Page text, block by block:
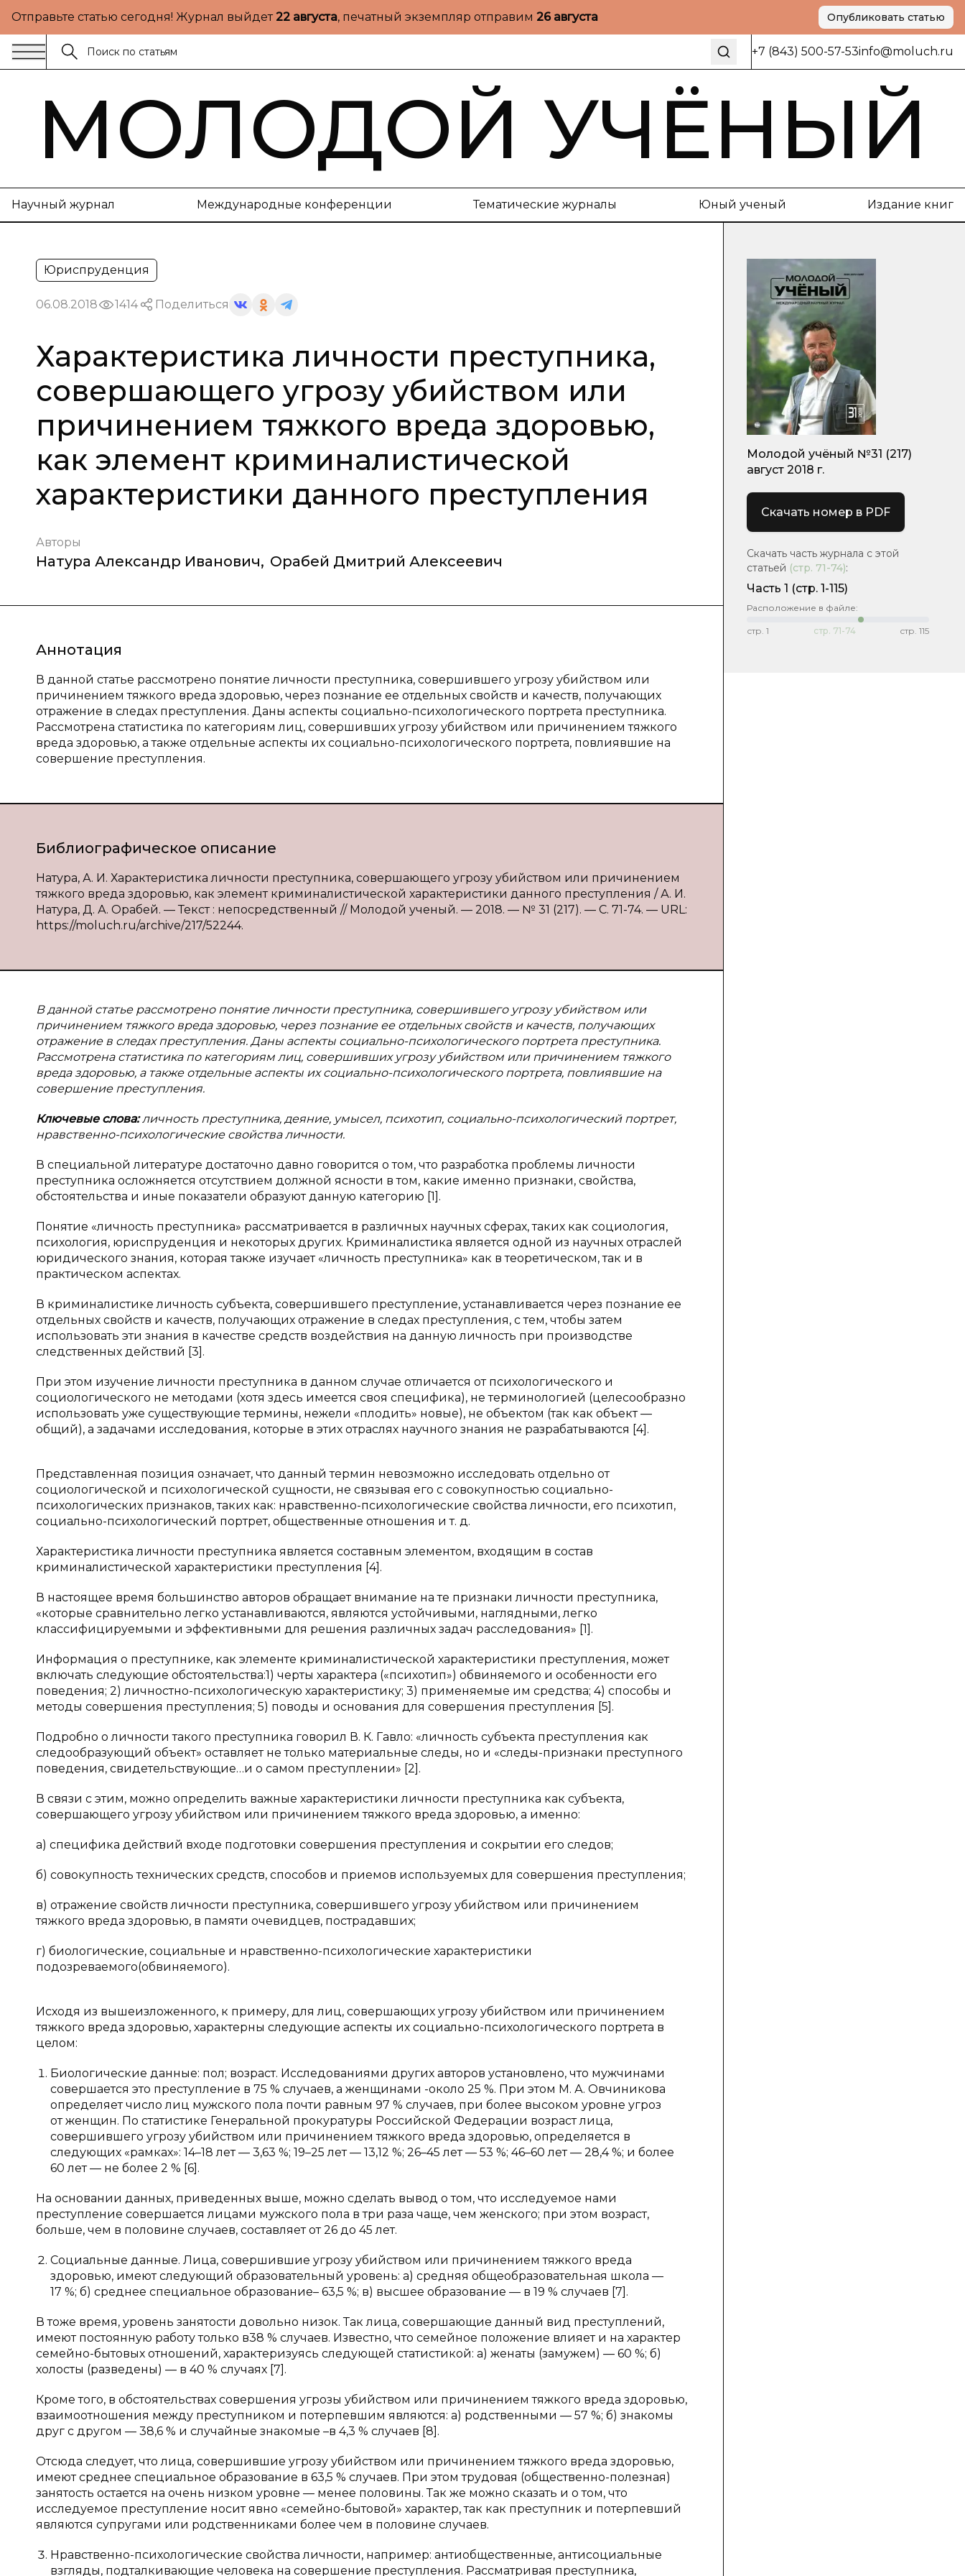
Отправьте статью сегодня! Журнал выйдет22 августа, печатный экземпляр отправим 26 августа Опубликовать статью
+7 (843) 500-57-53info@moluch.ru
МОЛОДОЙ УЧЁНЫЙ
Научный журнал Международные конференции Тематические журналы Юный ученый Издание книг
Юриспруденция
06.08.2018 1414 Поделиться
Характеристика личности преступника,
совершающего угрозу убийством или
причинением тяжкого вреда здоровью,
как элемент криминалистической
характеристики данного преступления
Авторы
Натура Александр Иванович, Орабей Дмитрий Алексеевич
Аннотация
В данной статье рассмотрено понятие личности преступника, совершившего угрозу убийством или
причинением тяжкого вреда здоровью, через познание ее отдельных свойств и качеств, получающих
отражение в следах преступления. Даны аспекты социально-психологического портрета преступника.
Рассмотрена статистика по категориям лиц, совершивших угрозу убийством или причинением тяжкого
вреда здоровью, а также отдельные аспекты их социально-психологического портрета, повлиявшие на
совершение преступления.
Библиографическое описание
Натура, А. И. Характеристика личности преступника, совершающего угрозу убийством или причинением
тяжкого вреда здоровью, как элемент криминалистической характеристики данного преступления / А. И.
Натура, Д. А. Орабей. — Текст : непосредственный // Молодой ученый. — 2018. — № 31 (217). — С. 71-74. — URL:
https://moluch.ru/archive/217/52244.
В данной статье рассмотрено понятие личности преступника, совершившего угрозу убийством или
причинением тяжкого вреда здоровью, через познание ее отдельных свойств и качеств, получающих
отражение в следах преступления. Даны аспекты социально-психологического портрета преступника.
Рассмотрена статистика по категориям лиц, совершивших угрозу убийством или причинением тяжкого
вреда здоровью, а также отдельные аспекты их социально-психологического портрета, повлиявшие на
совершение преступления.
Ключевые слова:личность преступника, деяние, умысел, психотип, социально-психологический портрет,
нравственно-психологические свойства личности.
В специальной литературе достаточно давно говорится о том, что разработка проблемы личности
преступника осложняется отсутствием должной ясности в том, какие именно признаки, свойства,
обстоятельства и иные показатели образуют данную категорию [1].
Понятие «личность преступника» рассматривается в различных научных сферах, таких как социология,
психология, юриспруденция и некоторых других. Криминалистика является одной из научных отраслей
юридического знания, которая также изучает «личность преступника» как в теоретическом, так и в
практическом аспектах.
В криминалистике личность субъекта, совершившего преступление, устанавливается через познание ее
отдельных свойств и качеств, получающих отражение в следах преступления, с тем, чтобы затем
использовать эти знания в качестве средств воздействия на данную личность при производстве
следственных действий [3].
При этом изучение личности преступника в данном случае отличается от психологического и
социологического не методами (хотя здесь имеется своя специфика), не терминологией (целесообразно
использовать уже существующие термины, нежели «плодить» новые), не объектом (так как объект —
общий), а задачами исследования, которые в этих отраслях научного знания не разрабатываются [4].
Представленная позиция означает, что данный термин невозможно исследовать отдельно от
социологической и психологической сущности, не связывая его с совокупностью социально-
психологических признаков, таких как: нравственно-психологические свойства личности, его психотип,
социально-психологический портрет, общественные отношения и т. д.
Характеристика личности преступника является составным элементом, входящим в состав
криминалистической характеристики преступления [4].
В настоящее время большинство авторов обращает внимание на те признаки личности преступника,
«которые сравнительно легко устанавливаются, являются устойчивыми, наглядными, легко
классифицируемыми и эффективными для решения различных задач расследования» [1].
Информация о преступнике, как элементе криминалистической характеристики преступления, может
включать следующие обстоятельства:1) черты характера («психотип») обвиняемого и особенности его
поведения; 2) личностно-психологическую характеристику; 3) применяемые им средства; 4) способы и
методы совершения преступления; 5) поводы и основания для совершения преступления [5].
Подробно о личности такого преступника говорил В. К. Гавло: «личность субъекта преступления как
следообразующий объект» оставляет не только материальные следы, но и «следы-признаки преступного
поведения, свидетельствующие…и о самом преступлении» [2].
В связи с этим, можно определить важные характеристики личности преступника как субъекта,
совершающего угрозу убийством или причинением тяжкого вреда здоровью, а именно:
а) специфика действий входе подготовки совершения преступления и сокрытии его следов;
б) совокупность технических средств, способов и приемов используемых для совершения преступления;
в) отражение свойств личности преступника, совершившего угрозу убийством или причинением
тяжкого вреда здоровью, в памяти очевидцев, пострадавших;
г) биологические, социальные и нравственно-психологические характеристики
подозреваемого(обвиняемого).
Исходя из вышеизложенного, к примеру, для лиц, совершающих угрозу убийством или причинением
тяжкого вреда здоровью, характерны следующие аспекты их социально-психологического портрета в
целом:
Биологические данные: пол; возраст. Исследованиями других авторов установлено, что мужчинами
совершается это преступление в 75 % случаев, а женщинами -около 25 %. При этом М. А. Овчиникова
определяет число лиц мужского пола почти равным 97 % случаев, при более высоком уровне угроз
от женщин. По статистике Генеральной прокуратуры Российской Федерации возраст лица,
совершившего угрозу убийством или причинением тяжкого вреда здоровью, определяется в
следующих «рамках»: 14–18 лет — 3,63 %; 19–25 лет — 13,12 %; 26–45 лет — 53 %; 46–60 лет — 28,4 %; и более
60 лет — не более 2 % [6].
На основании данных, приведенных выше, можно сделать вывод о том, что исследуемое нами
преступление совершается лицами мужского пола в три раза чаще, чем женского; при этом возраст,
больше, чем в половине случаев, составляет от 26 до 45 лет.
Социальные данные. Лица, совершившие угрозу убийством или причинением тяжкого вреда
здоровью, имеют следующий образовательный уровень: а) средняя общеобразовательная школа —
17 %; б) среднее специальное образование– 63,5 %; в) высшее образование — в 19 % случаев [7].
В тоже время, уровень занятости довольно низок. Так лица, совершающие данный вид преступлений,
имеют постоянную работу только в38 % случаев. Известно, что семейное положение влияет и на характер
семейно-бытовых отношений, характеризуясь следующей статистикой: а) женаты (замужем) — 60 %; б)
холосты (разведены) — в 40 % случаях [7].
Кроме того, в обстоятельствах совершения угрозы убийством или причинением тяжкого вреда здоровью,
взаимоотношения между преступником и потерпевшим являются: а) родственными — 57 %; б) знакомы
друг с другом — 38,6 % и случайные знакомые –в 4,3 % случаев [8].
Отсюда следует, что лица, совершившие угрозу убийством или причинением тяжкого вреда здоровью,
имеют среднее специальное образование в 63,5 % случаев. При этом трудовая (общественно-полезная)
занятость остается на очень низком уровне — менее половины. Так же можно сказать и о том, что
исследуемое преступление носит явно «семейно-бытовой» характер, так как преступник и потерпевший
являются супругами или родственниками более чем в половине случаев.
Нравственно-психологические свойства личности, например: антиобщественные, антисоциальные
взгляды, подталкивающие человека на совершение преступления. Рассматривая преступника,
Молодой учёный №31 (217)
август 2018 г.
Скачать номер в PDF
Скачать часть журнала с этой
статьей (стр. 71-74):
Часть 1 (стр. 1-115)
Расположение в файле:
стр. 1 стр. 71-74 стр. 115